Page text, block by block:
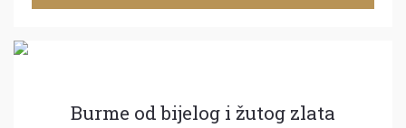
Burme od bijelog i žutog zlata